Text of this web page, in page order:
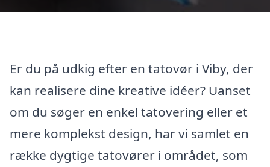
Er du på udkig efter en tatovør i Viby, der
kan realisere dine kreative idéer? Uanset
om du søger en enkel tatovering eller et
mere komplekst design, har vi samlet en
række dygtige tatovører i området, som